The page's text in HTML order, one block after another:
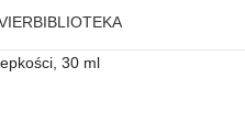
BIBLIOTEKA
30 ml